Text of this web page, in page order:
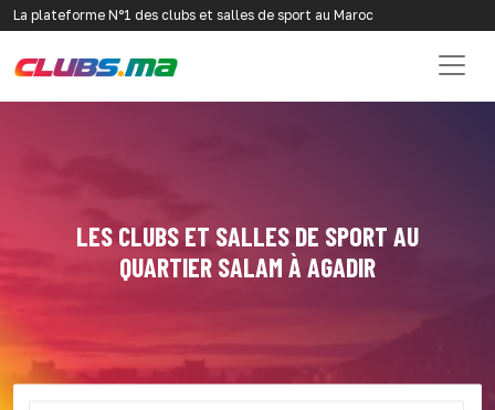
La plateforme N°1 des clubs et salles de sport au Maroc
LES CLUBS ET SALLES DE SPORT AU
QUARTIER SALAM À AGADIR